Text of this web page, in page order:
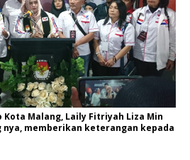
Kota Malang, Laily Fitriyah Liza Min
nya, memberikan keterangan kepada